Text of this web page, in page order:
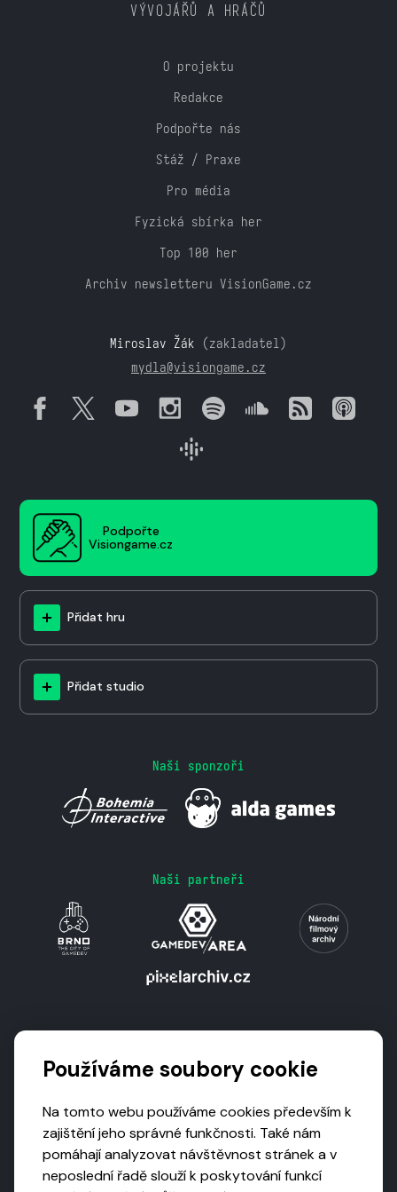
VÝVOJÁŘŮ A HRÁČŮ
O projektu
Redakce
Podpořte nás
Stáž / Praxe
Pro média
Fyzická sbírka her
Top 100 her
Archiv newsletteru VisionGame.cz
Miroslav Žák (zakladatel)
mydla@visiongame.cz
Podpořte
Visiongame.cz
Přidat hru
Přidat studio
Naši sponzoři
Naši partneři
Používáme soubory cookie
Na tomto webu používáme cookies především k
zajištění jeho správné funkčnosti. Také nám
pomáhají analyzovat návštěvnost stránek a v
neposlední řadě slouží k poskytování funkcí